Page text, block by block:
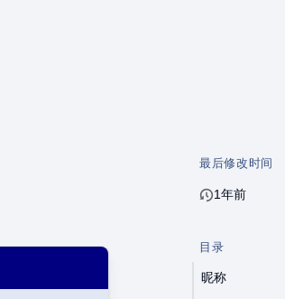
最后修改时间
1年前
目录
昵称